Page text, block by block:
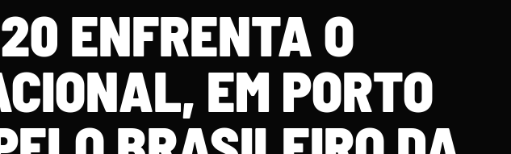
ENFRENTA O
EM PORTO